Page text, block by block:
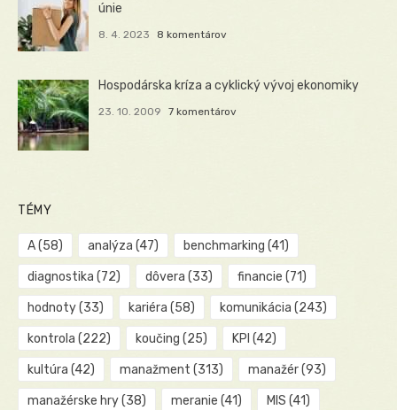
únie
8. 4. 2023 8 komentárov
Hospodárska kríza a cyklický vývoj ekonomiky
23. 10. 2009 7 komentárov
TÉMY
A(58) analýza (47) benchmarking (41)
diagnostika (72) dôvera (33) financie (71)
hodnoty(33) kariéra (58) komunikácia (243)
kontrola (222) koučing (25) KPI (42)
kultúra (42) manažment (313) manažér(93)
manažérske hry(38) meranie (41) MIS (41)